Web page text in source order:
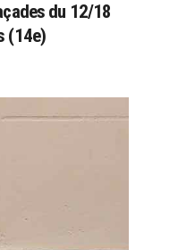
du 12/18
(14e)